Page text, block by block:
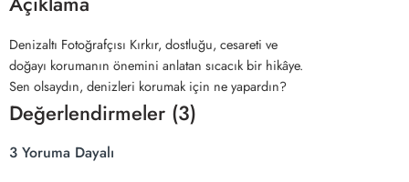
Denizaltı Fotoğrafçısı Kırkır, dostluğu, cesareti ve
doğayı korumanın önemini anlatan sıcacık bir hikâye.
Sen olsaydın, denizleri korumak için ne yapardın?
Değerlendirmeler (3)
3 Yoruma Dayalı